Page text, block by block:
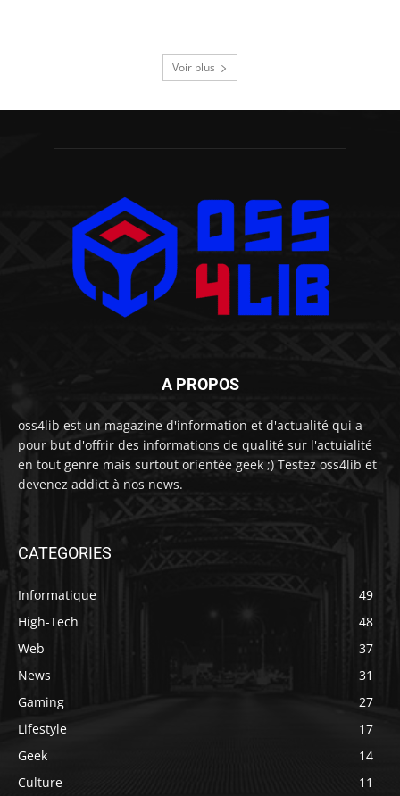
Voir plus
A PROPOS
oss4lib est un magazine d'information et d'actualité qui a
pour but d'offrir des informations de qualité sur l'actuialité
en tout genre mais surtout orientée geek ;) Testez oss4lib et
devenez addict à nos news.
CATEGORIES
Informatique
49
High-Tech
48
Web
37
News
31
Gaming
27
Lifestyle
17
Geek
14
Culture
11